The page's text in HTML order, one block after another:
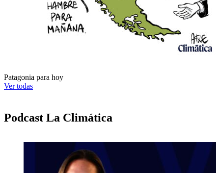
Patagonia para hoy
Ver todas
Podcast La Climática